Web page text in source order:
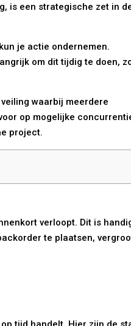
is een strategische zet in
je actie ondernemen.
om dit tijdig te doen,
waarbij meerdere
op mogelijke
project.
verloopt. Dit is
te plaatsen,